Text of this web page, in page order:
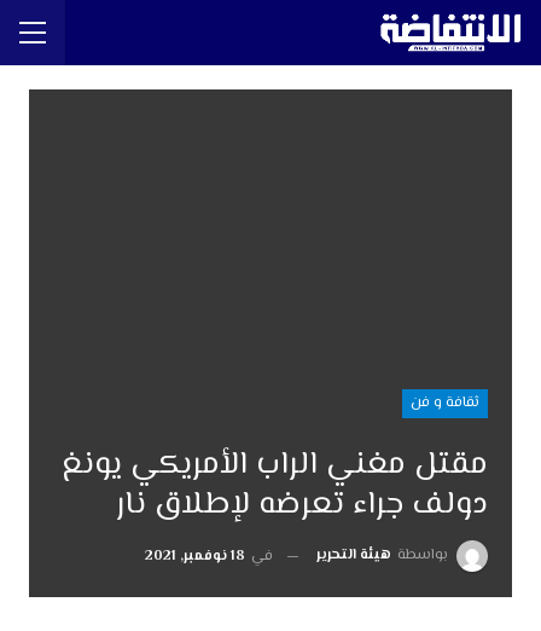
ثقافة و فن
مقتل مغني الراب الأمريكي يونغ
دولف جراء تعرضه لإطلاق نار
بواسطة هيئة التحرير في 18 نوفمبر, 2021